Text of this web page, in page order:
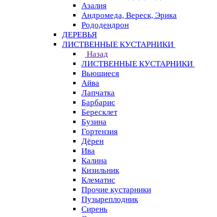
Азалия
Андромеда, Вереск, Эрика
Рододендрон
ДЕРЕВЬЯ
ЛИСТВЕННЫЕ КУСТАРНИКИ
Назад
ЛИСТВЕННЫЕ КУСТАРНИКИ
Вьющиеся
Айва
Лапчатка
Барбарис
Бересклет
Бузина
Гортензия
Дёрен
Ива
Калина
Кизильник
Клематис
Прочие кустарники
Пузыреплодник
Сирень